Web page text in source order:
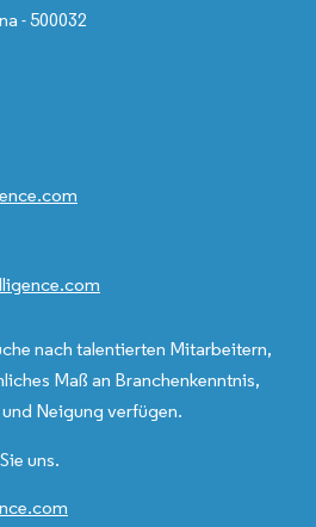
- 500032
nach talentierten Mitarbeitern,
Maß an Branchenkenntnis,
Neigung verfügen.
uns.